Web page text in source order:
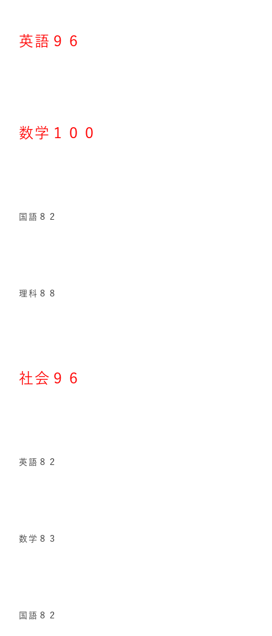
英語９６
数学１００
国語８２
理科８８
社会９６
英語８２
数学８３
国語８２